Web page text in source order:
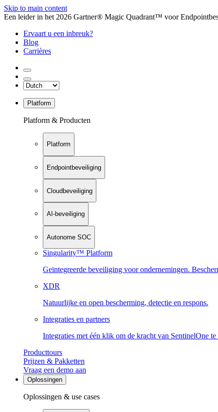
Skip to main content
Een leider in het 2026 Gartner® Magic Quadrant™ voor
Ervaart u een inbreuk?
Blog
Carrières
Platform
Platform & Producten
Platform
Endpointbeveiliging
Cloudbeveiliging
AI-beveiliging
Autonome SOC
Singularity™ Platform
Geïntegreerde beveiliging voor ondernemingen.
XDR
Natuurlijke en open bescherming, detectie en respons.
Integraties en partners
Integraties met één klik om de kracht van SentinelOne te
Producttours
Prijzen & Pakketten
Vraag een demo aan
Oplossingen
Oplossingen & use cases